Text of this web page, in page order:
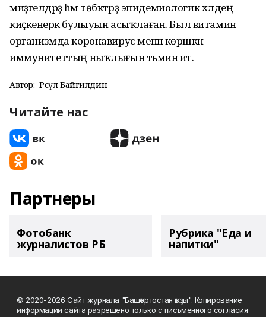
миҙгелдәрҙә һәм төбәктәрҙә эпидемиологик хәлдең
киҫкенерәк булыуын асыҡлаған. Был витамин
организмда коронавирус менән көрәшкән
иммунитеттың ныҡлығын тәьмин итә.
Автор: Рәсүл Байгилдин
Читайте нас
Партнеры
Фотобанк
журналистов РБ
Рубрика "Еда и
напитки"
© 2020-2026 Сайт журнала "Башҡортостан ҡыҙы". Копирование
информации сайта разрешено только с письменного согласия